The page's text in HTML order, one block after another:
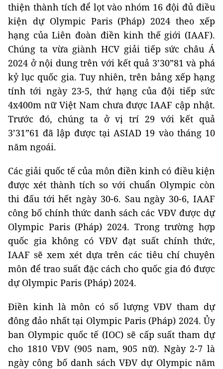
thiện thành tích để lọt vào nhóm 16 đội đủ điều
kiện dự Olympic Paris (Pháp) 2024 theo xếp
hạng của Liên đoàn điền kinh thế giới (IAAF).
Chúng ta vừa giành HCV giải tiếp sức châu Á
2024 ở nội dung trên với kết quả 3’30”81 và phá
kỷ lục quốc gia. Tuy nhiên, trên bảng xếp hạng
tính tới ngày 23-5, thứ hạng của đội tiếp sức
4x400m nữ Việt Nam chưa được IAAF cập nhật.
Trước đó, chúng ta ở vị trí 29 với kết quả
3’31”61 đã lập được tại ASIAD 19 vào tháng 10
năm ngoái.
Các giải quốc tế của môn điền kinh có điều kiện
được xét thành tích so với chuẩn Olympic còn
thi đấu tới hết ngày 30-6. Sau ngày 30-6, IAAF
công bố chính thức danh sách các VĐV được dự
Olympic Paris (Pháp) 2024. Trong trường hợp
quốc gia không có VĐV đạt suất chính thức,
IAAF sẽ xem xét dựa trên các tiêu chí chuyên
môn để trao suất đặc cách cho quốc gia đó được
dự Olympic Paris (Pháp) 2024.
Điền kinh là môn có số lượng VĐV tham dự
đông đảo nhất tại Olympic Paris (Pháp) 2024. Ủy
ban Olympic quốc tế (IOC) sẽ cấp suất tham dự
cho 1810 VĐV (905 nam, 905 nữ). Ngày 2-7 là
ngày công bố danh sách VĐV dự Olympic năm